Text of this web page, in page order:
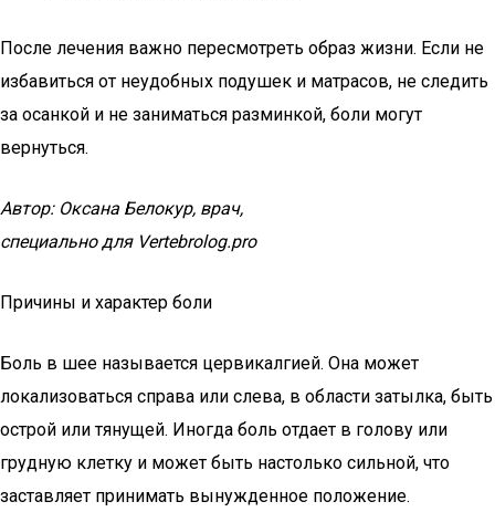
После лечения важно пересмотреть образ жизни. Если не
избавиться от неудобных подушек и матрасов, не следить
за осанкой и не заниматься разминкой, боли могут
вернуться.
Автор: Оксана Белокур, врач,
специально для Vertebrolog.pro
Причины и характер боли
Боль в шее называется цервикалгией. Она может
локализоваться справа или слева, в области затылка, быть
острой или тянущей. Иногда боль отдает в голову или
грудную клетку и может быть настолько сильной, что
заставляет принимать вынужденное положение.